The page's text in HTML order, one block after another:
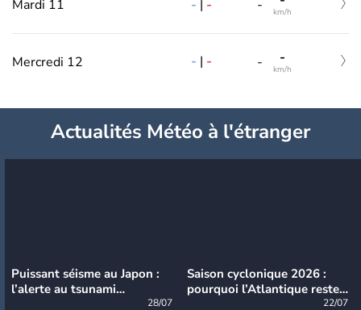
Mardi 11 - | - - km/h
Mercredi 12 - | - - -
km/h
Actualités Météo à l'étranger
Puissant séisme au Japon :
l’alerte au tsunami
28/07
Saison cyclonique 2026 :
pourquoi l’Atlantique reste
22/07